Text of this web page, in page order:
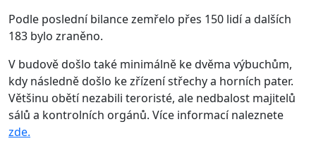
Podle poslední bilance zemřelo přes 150 lidí a dalších
183 bylo zraněno.
V budově došlo také minimálně ke dvěma výbuchům,
kdy následně došlo ke zřízení střechy a horních pater.
Většinu obětí nezabili teroristé, ale nedbalost majitelů
sálů a kontrolních orgánů. Více informací naleznete
zde.